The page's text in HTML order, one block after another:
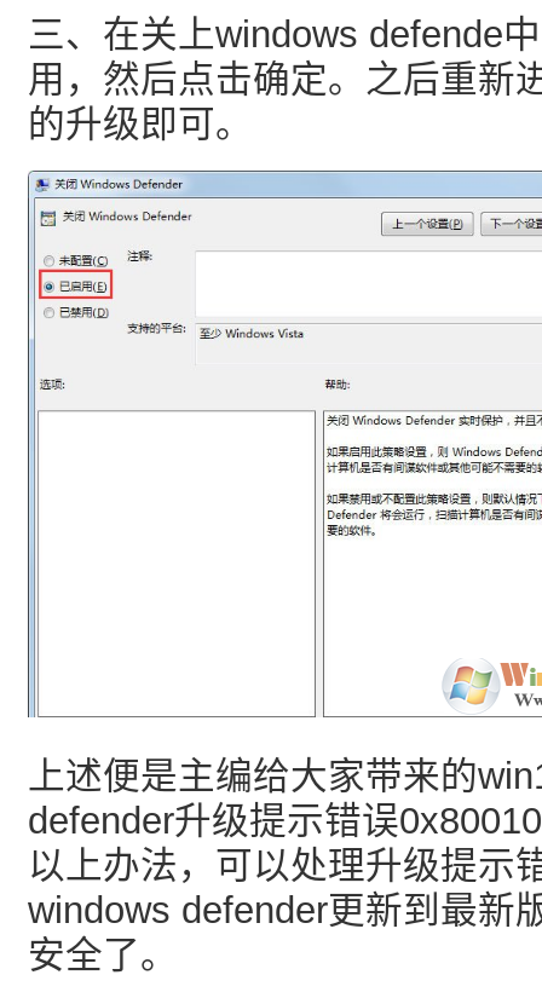
三、在关上windows defende
用，然后点击确定。之后重新
的升级即可。
上述便是主编给大家带来的
defender升级提示错误
以上办法，可以处理升级提示
windows defender更新到最新
安全了。